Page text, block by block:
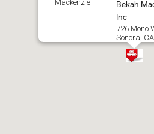
Bekah
Inc
726 Mono
Sonora,